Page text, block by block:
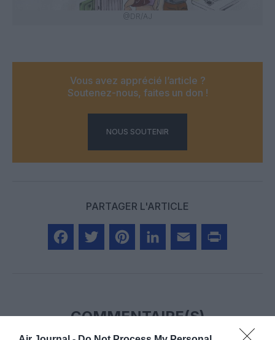
@DR/AJ
Vous avez apprécié l’article ?
Soutenez-nous, faites un don !
NOUS SOUTENIR
PARTAGER L'ARTICLE
COMMENTAIRE(S)